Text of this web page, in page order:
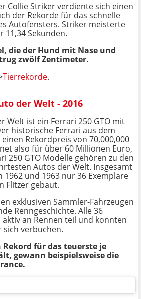
Collie Striker verdiente sich einen
der Rekorde für das schnelle
Autofensters. Striker meisterte
11,34 Sekunden.
die der Hund mit Nase und
zwölf Zentimeter.
Tierrekorde.
der Welt - 2016
Welt ist ein Ferrari 250 GTO mit
historische Ferrari aus dem
Rekordpreis von 70,000,000
also für über 60 Millionen Euro,
250 GTO Modelle gehören zu den
Autos der Welt. Insgesamt
1962 und 1963 nur 36 Exemplare
Flitzer gebaut.
exklusiven Sammler-Fahrzeugen
Renngeschichte. Alle 36
an Rennen teil und konnten
sich verbuchen.
Rekord für das teuerste je
gewann beispielsweise die